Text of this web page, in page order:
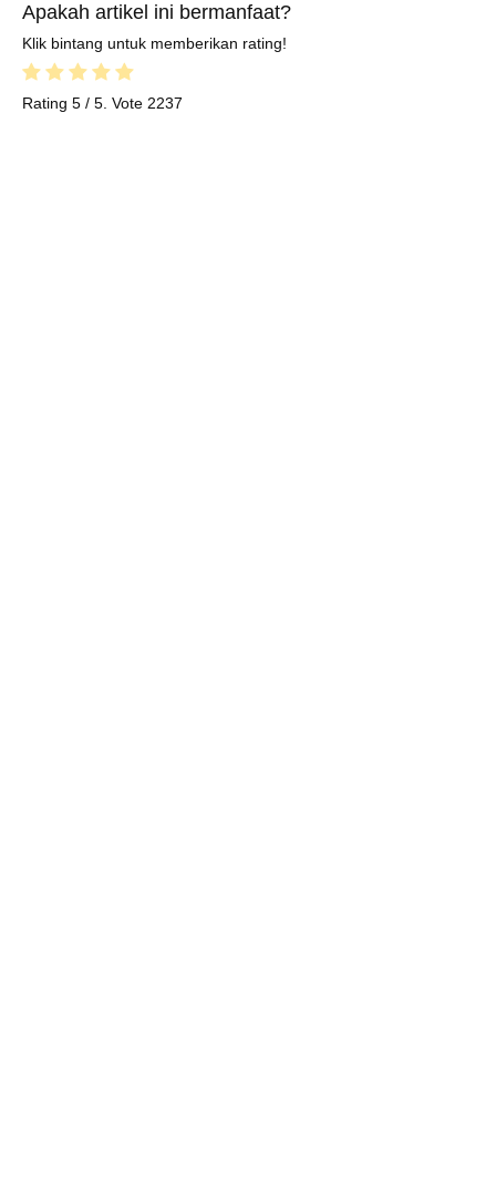
Apakah artikel ini bermanfaat?
Klik bintang untuk memberikan rating!
Rating 5 / 5. Vote 2237